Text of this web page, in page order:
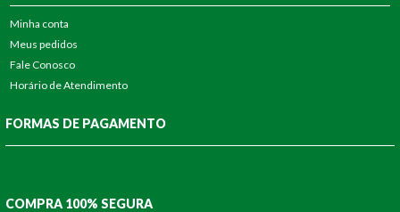
Minha conta
Meus pedidos
Fale Conosco
Horário de Atendimento
FORMAS DE PAGAMENTO
COMPRA 100% SEGURA